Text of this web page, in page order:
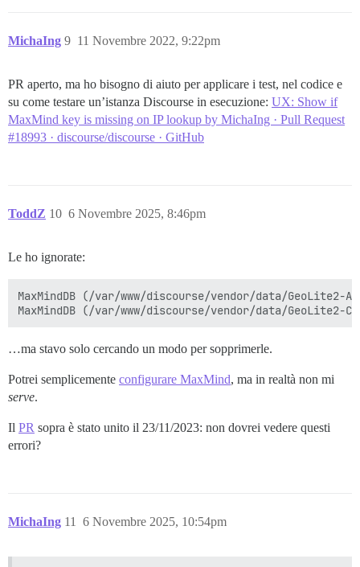
MichaIng 11 Novembre 2022, 9:22pm
9
PR aperto, ma ho bisogno di aiuto per applicare i test, nel codice e
su come testare un’istanza Discourse in esecuzione: UX: Show if
MaxMind key is missing on IP lookup by MichaIng · Pull Request
#18993 · discourse/discourse · GitHub
ToddZ 6 Novembre 2025, 8:46pm
10
Le ho ignorate:
MaxMindDB (/var/www/discourse/vendor/data/
…ma stavo solo cercando un modo per sopprimerle.
Potrei semplicemente configurare MaxMind, ma in realtà non mi
serve.
Il PR sopra è stato unito il 23/11/2023: non dovrei vedere questi
errori?
MichaIng 6 Novembre 2025, 10:54pm
11